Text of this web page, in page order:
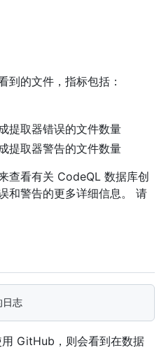
到的文件，指标包括：
提取器错误的文件数量
提取器警告的文件数量
查看有关 CodeQL 数据库创
和警告的更多详细信息。 请
GitHub，则会看到在数据